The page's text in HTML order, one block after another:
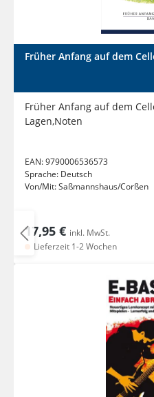
Früher Anfang auf dem
Früher Anfang auf dem
Lagen,Noten
EAN:9790006536573
Sprache: Deutsch
Von/Mit:Saßmannshaus/Corßen
17,95 € inkl. MwSt.
Lieferzeit 1-2 Wochen